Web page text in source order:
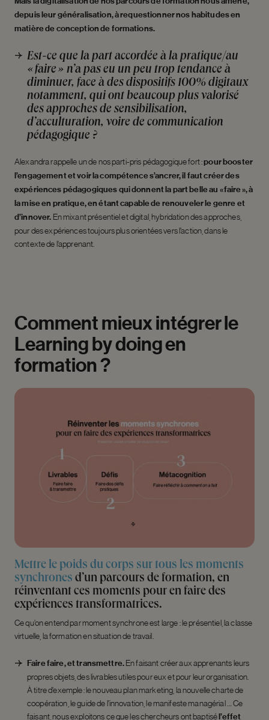
depuis leur généralisation, à requestionner nos habitudes en
matière de conception de formations.
Est-ce que la part accordée à la pratique/au
« faire » n’a pas eu un peu trop tendance à
diminuer, face à des dispositifs 100% digitaux
notamment, qui ont beaucoup plus valorisé
des approches de sensibilisation,
d’acculturation, voire de communication
pédagogique ?
Alexandra rappelle un de nos parti-pris pédagogique fort :pour booster
l’engagement et voir la compétence s’ancrer, il faut créer des
expériences pédagogiques qui donnent la part belle au « faire », à
la mise en pratique, en étant capable de renouveler le genre et
d’innover. En mixant présentiel et digital, hybridation des approches,
pour des expériences toujours plus orientées vers l’action, dans le
contexte de l’apprenant.
Commentmieuxintégrerle
Learningbydoingen
formation?
Mettre le poids du corps sur tous les moments
synchrones d’un parcours de formation, en
réinventant ces moments pour en faire des
expériences transformatrices.
Ce qu’on entend par moment synchrone est large : le présentiel, la classe
virtuelle, la formation en situation de travail.
Faire faire, et transmettre.En faisant créer aux apprenants leurs
propres objets, des livrables utiles pour eux et pour leur organisation.
À titre d’exemple : le nouveau plan marketing, la nouvelle charte de
coopération, le guide de l’innovation,le manifeste managérial …Ce
faisant, nous exploitons ce que les chercheurs ont baptisél’effet